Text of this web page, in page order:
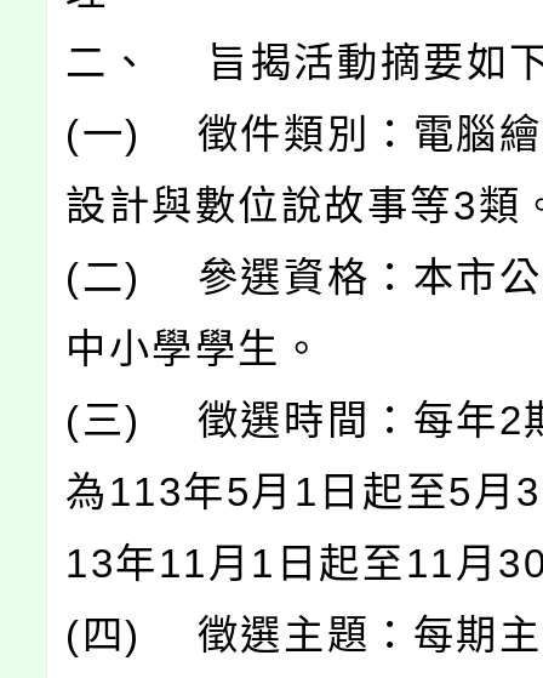
二、 旨揭活動摘要如
(一) 徵件類別：電腦繪
設計與數位說故事等3類
(二) 參選資格：本市公
中小學學生。
(三) 徵選時間：每年2
為113年5月1日起至5月
13年11月1日起至11月
(四) 徵選主題：每期主